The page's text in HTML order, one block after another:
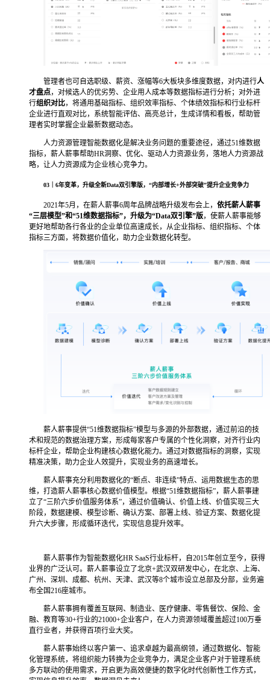
管理者也可自选职级、薪资、涨幅等6大板块多维度数据，对内进行人
才盘点，对候选人的优劣势、企业用人成本等数据指标进行分析；对外进
行组织对比，将通用基础指标、组织效率指标、个体绩效指标和行业标杆
企业进行直观对比，系统智能评估、高亮总计，生成详情和看板，帮助管
理者实时掌握企业最新数据动态。
人力资源管理智能数据化是解决业务问题的重要途径，通过51维数据
指标，薪人薪事帮助HR洞察、优化、驱动人力资源业务，落地人力资源战
略，让人力资源成为企业核心竞争力。
03｜ 6年变革，升级全新Data双引擎版， “内部增长+外部突破”提升企业竞争力
2021年5月，在薪人薪事6周年品牌战略升级发布会上， 依托薪人薪事
“三层模型”和“51维数据指标”，升级为“Data双引擎”版，使薪人薪事能够
更好地帮助各行各业的企业单位高速成长，从企业指标、组织指标、个体
指标三方面，将数据价值化，助力企业数据化转型。
薪人薪事提供“51维数据指标”模型与多源的外部数据，通过前沿的技
术和规范的数据治理方案，形成每家客户专属的个性化洞察，对齐行业内
标杆企业，帮助企业构建核心数据化能力。通过对数据指标的洞察，实现
精准决策，助力企业人效提升，实现业务的高速增长。
薪人薪事充分利用数据化的“断点、非连续”特点、运用数据生态的思
维，打造薪人薪事核心数据价值模型。根据“51维数据指标”，薪人薪事建
立了“三阶六步价值服务体系”，通过价值确认、价值上线、价值实现三大
阶段，数据建模、模型诊断、确认方案、部署上线、验证方案、数据化提
升六大步骤，形成循环迭代，实现信息提升效率。
薪人薪事作为智能数据化HR SaaS行业标杆，自2015年创立至今，获得
业界的广泛认可。薪人薪事设立了北京+武汉双研发中心，在北京、上海、
广州、深圳、成都、杭州、天津、武汉等8个城市设立总部及分部，业务遍
布全国216座城市。
薪人薪事拥有覆盖互联网、制造业、医疗健康、零售餐饮、保险、金
融、教育等30+行业的21000+企业客户，在人力资源领域覆盖超过100万垂
直行业者，并获得百项行业大奖。
薪人薪事始终以客户第一、追求卓越为最高纲领，通过数据化、智能
化管理系统，将组织能力转换为企业竞争力，满足企业客户对于管理系统
多方联动的使用需求，开启更为高效便捷的数字化时代创新性工作方式，